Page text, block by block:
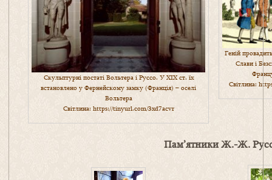
Скульптурні постаті Вольтера і Руссо. У ХІХ ст. їх
встановлено у Фернейскому замку (Франція) – оселі
Вольтера
Світлина: https://tinyurl.com/3xd7acvr
Геній
Слави і
Світлина:
Пам’ятники Ж.-Ж.